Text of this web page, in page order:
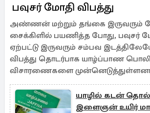
பவுசர் மோதி விபத்து
அண்ணன் மற்றும் தங்கை இருவரும்
சைக்கிளில் பயணித்த போது, பவுசர்
ஏற்பட்டு இருவரும் சம்பவ
விபத்து தொடர்பாக யாழ்ப்பாண
விசாரணைகளை
யாழில் கடன்
இளைஞன் உயிர்